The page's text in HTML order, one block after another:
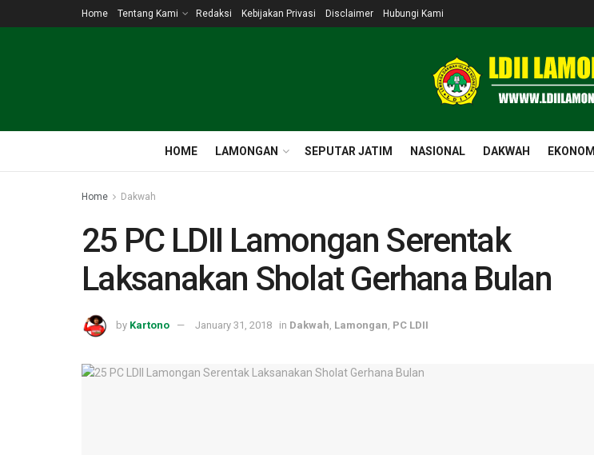
Home Tentang Kami Redaksi Kebijakan Privasi Disclaimer Hubungi Kami
HOME LAMONGAN SEPUTAR JATIM NASIONAL DAKWAH EKONOMI
Home Dakwah
25 PC LDII Lamongan Serentak
Laksanakan Sholat Gerhana Bulan
by Kartono January 31, 2018 in Dakwah Lamongan PC LDII